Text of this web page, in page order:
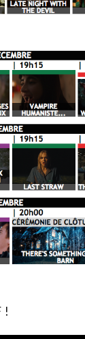
!